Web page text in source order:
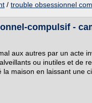
/ trouble obsessionnel
compulsif -
aux autres par un acte
ou inutiles et de
maison en laissant une